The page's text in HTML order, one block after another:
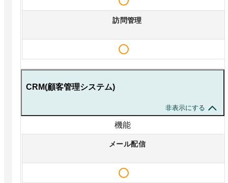
訪問管理
CRM(顧客管理システム)
非表示にする
機能
メール配信